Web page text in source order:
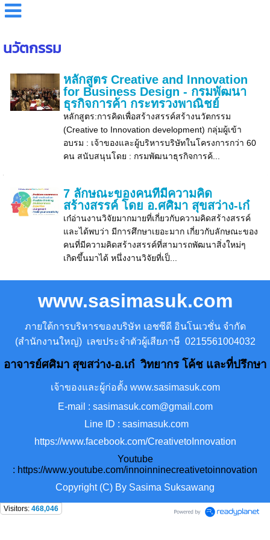
นวัตกรรม
หลักสูตร Creative and Innovation
for Business Design - กรมพัฒนา
ธุรกิจการค้า กระทรวงพาณิชย์
หลักสูตร:การคิดเพื่อสร้างสรรค์สร้างนวัตกรรม
(Creative to Innovation development) กลุ่มผู้เข้า
อบรม : เจ้าของและผู้บริหารบริษัทในโครงการกว่า 60
คน สนับสนุนโดย : กรมพัฒนาธุรกิจการค้...
7 ลักษณะของคนที่มีความคิด
สร้างสรรค์ โดย อ.ศศิมา สุขสว่าง-เก๋
เก๋อ่านงานวิจัยมากมายที่เกี่ยวกับความคิดสร้างสรรค์
และได้พบว่า มีการศึกษาเยอะมาก เกี่ยวกับลักษณะของ
คนที่มีความคิดสร้างสรรค์ที่สามารถพัฒนาสิ่งใหม่ๆ
เกิดขึ้นมาได้ หนึ่งงานวิจัยที่เป็...
www.sasimasuk.com
ภายใต้การบริหารของบริษัท เอชซีดี อินโนเวชั่น จำกัด
(สำนักงานใหญ่) เลขประจำตัวผู้เสียภาษี 0215561004032
อาจารย์ศศิมา สุขสว่าง-อ.เก๋ วิทยากร โค้ช และที่ปรึกษา
เจ้าของและผู้ก่อตั้ง www.sasimasuk.com
E-mail : sasimasuk.com@gmail.com
Line ID : sasimasuk.com
https://www.facebook.com/CreativetoInnovation
Youtube
: https://www.youtube.com/innoinninecreativetoinnovation
Copyright (C) By Sasima Suksawang
Visitors: 468,046